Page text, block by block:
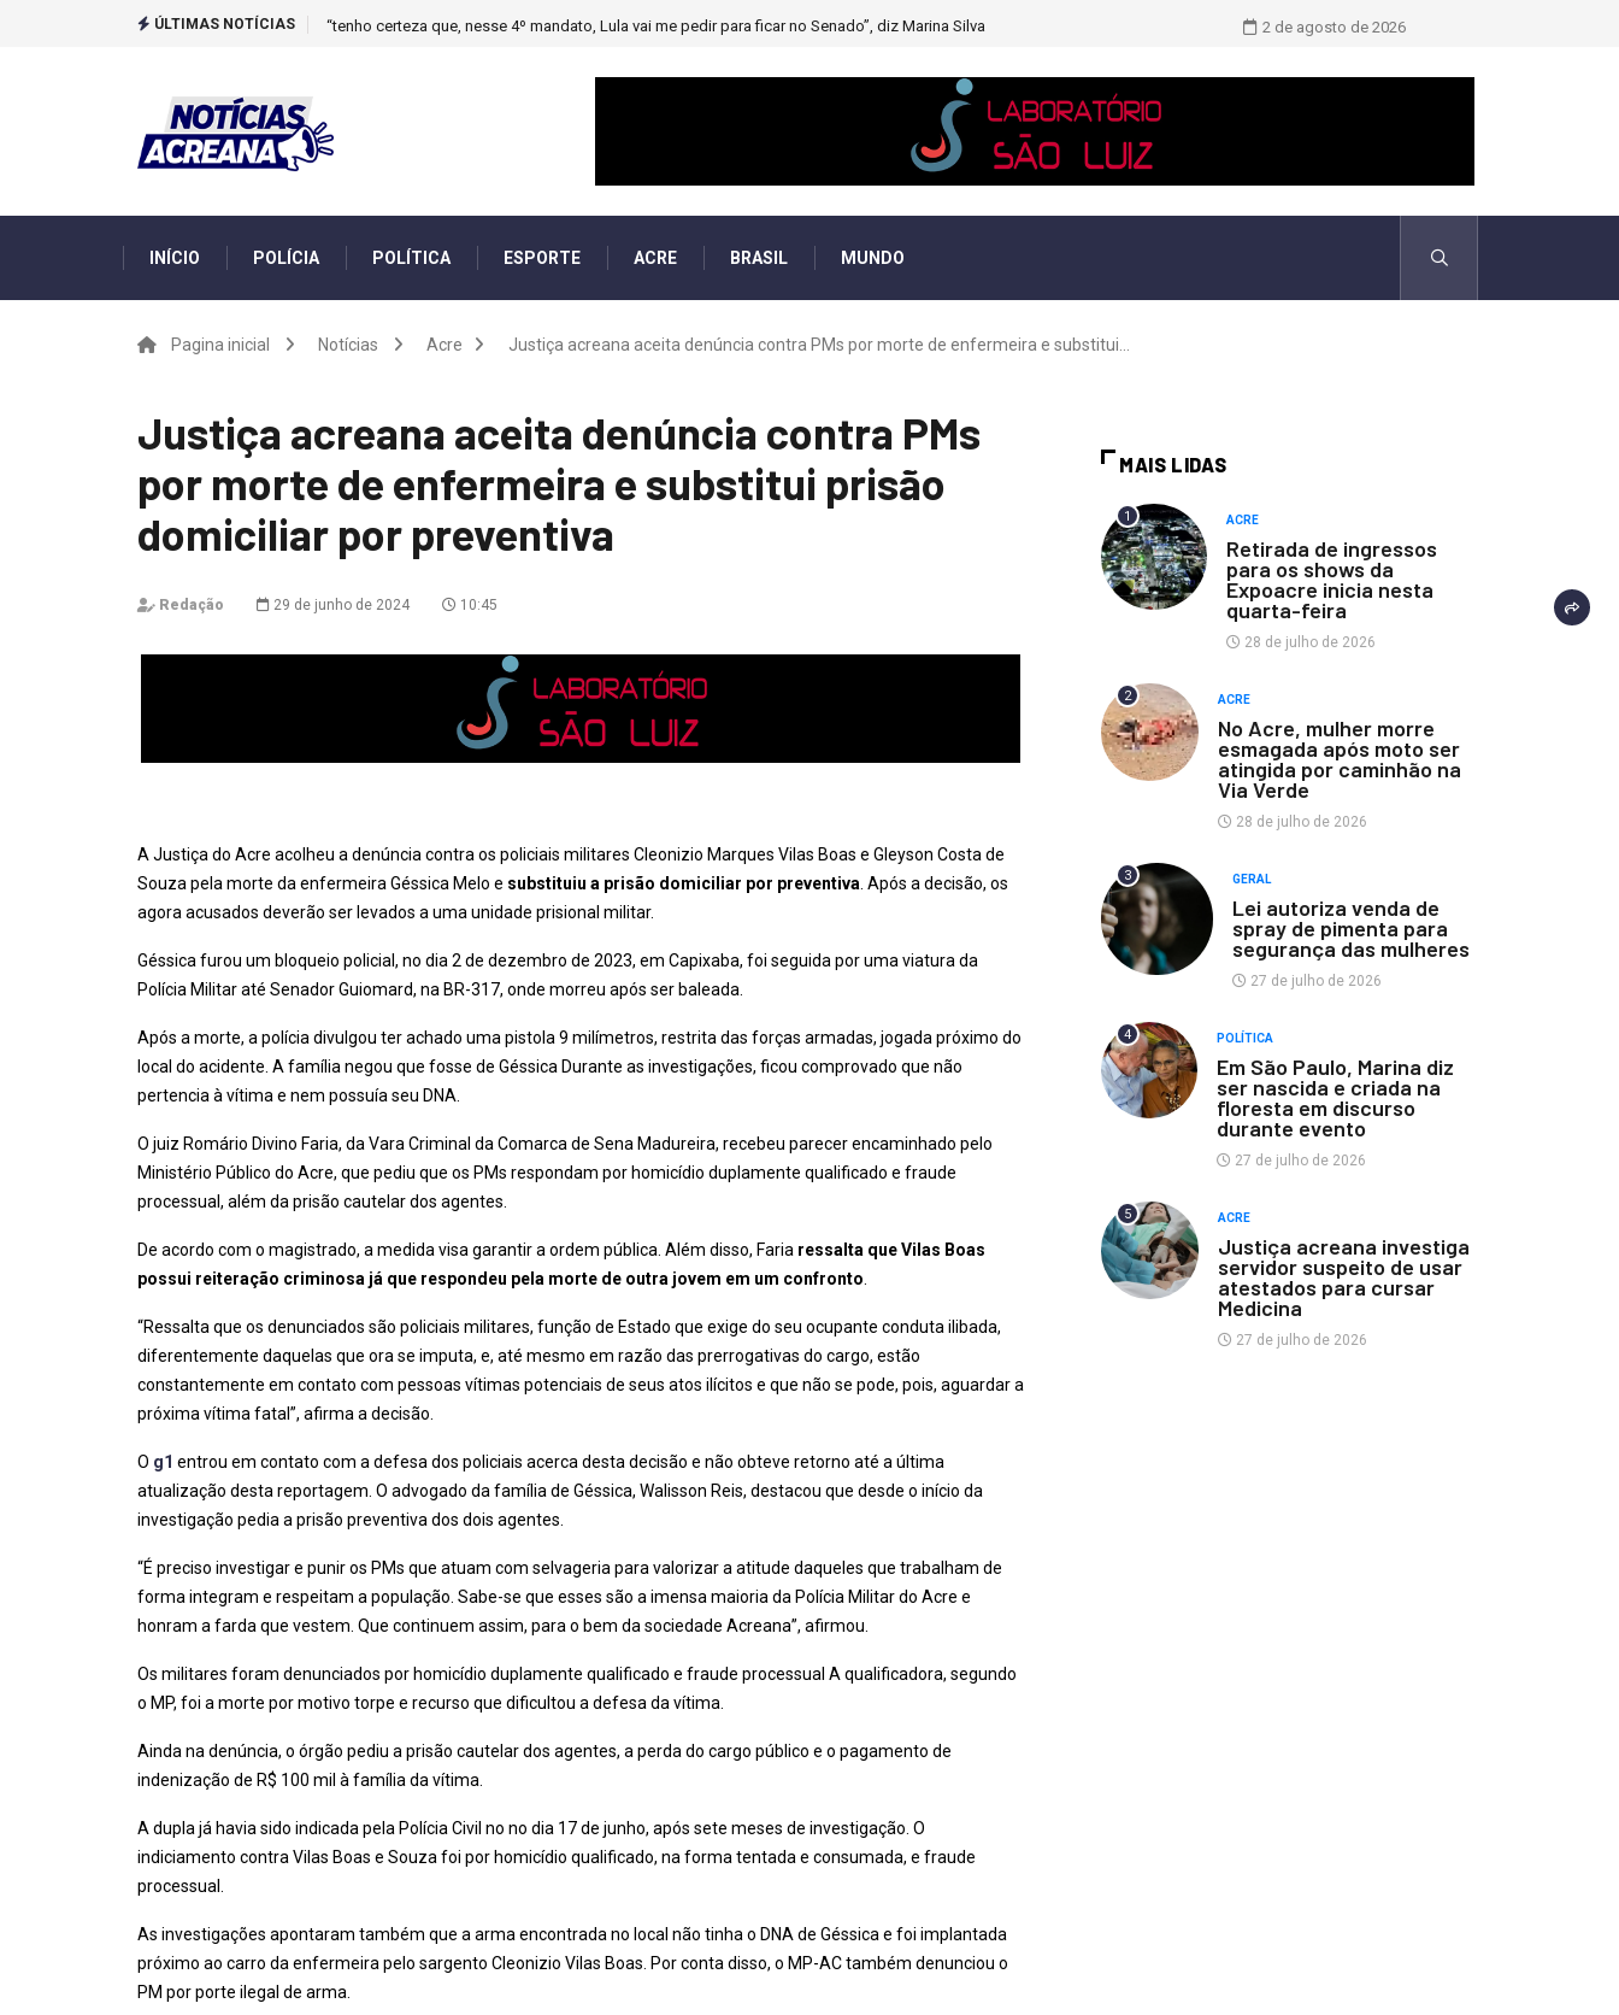
ÚLTIMAS NOTÍCIAS “tenho certeza que, nesse 4º mandato, Lula vai me pedir para ficar no Senado”, diz Marina Silva Novo boletim indica El Niño ‘muito
2 de agosto de 2026
INÍCIO POLÍCIA POLÍTICA ESPORTE ACRE BRASIL MUNDO
Pagina inicial Notícias Acre Justiça acreana aceita denúncia contra PMs por morte de enfermeira e substitui...
Justiça acreana aceita denúncia contra PMs
por morte de enfermeira e substitui prisão
domiciliar por preventiva
Redação 29 de junho de 2024 10:45
A Justiça do Acre acolheu a denúncia contra os policiais militares Cleonizio Marques Vilas Boas e Gleyson Costa de
Souza pela morte da enfermeira Géssica Melo e substituiu a prisão domiciliar por preventiva . Após a decisão, os
agora acusados deverão ser levados a uma unidade prisional militar.
Géssica furou um bloqueio policial, no dia 2 de dezembro de 2023, em Capixaba, foi seguida por uma viatura da
Polícia Militar até Senador Guiomard, na BR-317, onde morreu após ser baleada.
Após a morte, a polícia divulgou ter achado uma pistola 9 milímetros, restrita das forças armadas, jogada próximo do
local do acidente. A família negou que fosse de Géssica Durante as investigações, ficou comprovado que não
pertencia à vítima e nem possuía seu DNA.
O juiz Romário Divino Faria, da Vara Criminal da Comarca de Sena Madureira, recebeu parecer encaminhado pelo
Ministério Público do Acre, que pediu que os PMs respondam por homicídio duplamente qualificado e fraude
processual, além da prisão cautelar dos agentes.
De acordo com o magistrado, a medida visa garantir a ordem pública. Além disso, Faria ressalta que Vilas Boas
possui reiteração criminosa já que respondeu pela morte de outra jovem em um confronto
“Ressalta que os denunciados são policiais militares, função de Estado que exige do seu ocupante conduta ilibada,
diferentemente daquelas que ora se imputa, e, até mesmo em razão das prerrogativas do cargo, estão
constantemente em contato com pessoas vítimas potenciais de seus atos ilícitos e que não se pode, pois, aguardar a
próxima vítima fatal”, afirma a decisão.
O g1 entrou em contato com a defesa dos policiais acerca desta decisão e não obteve retorno até a última
atualização desta reportagem. O advogado da família de Géssica, Walisson Reis, destacou que desde o início da
investigação pedia a prisão preventiva dos dois agentes.
“É preciso investigar e punir os PMs que atuam com selvageria para valorizar a atitude daqueles que trabalham de
forma integram e respeitam a população. Sabe-se que esses são a imensa maioria da Polícia Militar do Acre e
honram a farda que vestem. Que continuem assim, para o bem da sociedade Acreana”, afirmou.
Os militares foram denunciados por homicídio duplamente qualificado e fraude processual A qualificadora, segundo
o MP, foi a morte por motivo torpe e recurso que dificultou a defesa da vítima.
Ainda na denúncia, o órgão pediu a prisão cautelar dos agentes, a perda do cargo público e o pagamento de
indenização de R$ 100 mil à família da vítima.
A dupla já havia sido indicada pela Polícia Civil no no dia 17 de junho, após sete meses de investigação. O
indiciamento contra Vilas Boas e Souza foi por homicídio qualificado, na forma tentada e consumada, e fraude
processual.
As investigações apontaram também que a arma encontrada no local não tinha o DNA de Géssica e foi implantada
próximo ao carro da enfermeira pelo sargento Cleonizio Vilas Boas. Por conta disso, o MP-AC também denunciou o
PM por porte ilegal de arma.
MAIS LIDAS
1 ACRE
Retirada de ingressos
para os shows da
Expoacre inicia nesta
quarta-feira
28 de julho de 2026
2 ACRE
No Acre, mulher morre
esmagada após moto ser
atingida por caminhão na
Via Verde
28 de julho de 2026
3 GERAL
Lei autoriza venda de
spray de pimenta para
segurança das mulheres
27 de julho de 2026
4 POLÍTICA
Em São Paulo, Marina diz
ser nascida e criada na
floresta em discurso
durante evento
27 de julho de 2026
5 ACRE
Justiça acreana investiga
servidor suspeito de usar
atestados para cursar
Medicina
27 de julho de 2026